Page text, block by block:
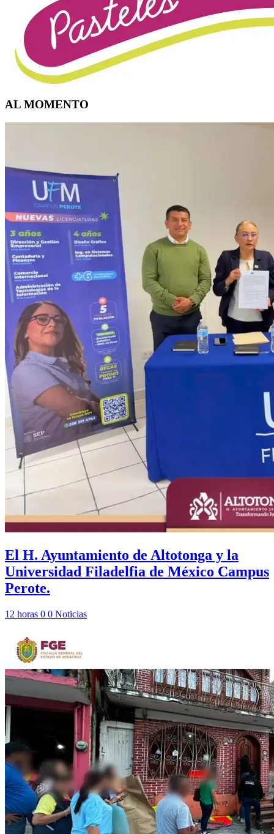
AL MOMENTO
El H. Ayuntamiento de Altotonga y la
Universidad Filadelfia de México Campus
Perote.
12 horas 0 0 Noticias